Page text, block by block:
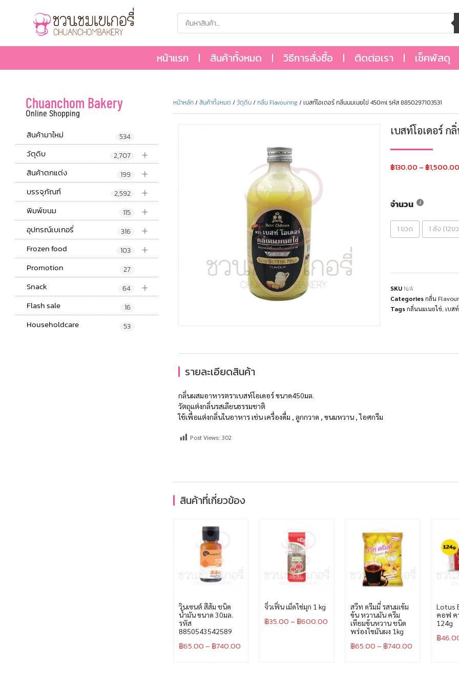
หน้าแรก สินค้าทั้งหมด วิธีการสั่งซื้อ ติดต่อเรา เช็คพัสดุ
Chuanchom Bakery
Online Shopping
สินค้ามาใหม่ 534
+
วัตุดิบ 2,707
+
สินค้าตกแต่ง 199
+
บรรจุภัณฑ์ 2,592
+
พิมพ์ขนม 115
+
อุปกรณ์เบเกอรี่ 316
+
Frozen food 103
Promotion 27
+
Snack 64
Flash sale 16
Householdcare 53
หน้าหลัก/สินค้าทั้งหมด /วัตุดิบ/กลิ่น Flavouring / เบสท์โอเดอร์ กลิ่นนมเนยไข่ 450ml รหัส 8850297103531
เบสท์โอเดอร์ ก
฿130.00 – ฿1,500.00
จำนวน
1 ขวด 1 ลัง (12ข
SKU N/A
Categoriesกลิ่น
Tagsกลิ่นนมเนยไข่ เบส
รายละเอียดสินค้า
กลิ่นผสมอาหารตราเบสท์โอเดอร์ ขนาด450มล.
วัตถุแต่งกลิ่นรสเลียนธรรมชาติ
ใช้เพื่อแต่งกลิ่นในอาหาร เช่น เครื่องดื่ม , ลูกกวาด , ขนมหวาน , ไอศกรีม
Post Views: 302
สินค้าที่เกี่ยวข้อง
วินเซนต์ สีส้ม ชนิด
น้ำมัน ขนาด 30มล.
รหัส
8850543542589
฿65.00– ฿740.00
จิ่วเฟิ่น เม็ดไข่มุก 1 kg
฿35.00– ฿600.00
สวีท ดรีมมี่ รสนมเข้ม
ข้น หวานมัน ครีม
เทียมข้นหวาน ชนิด
พร่องไขมันผง 1kg
฿65.00– ฿740.00
Lotus
คอฟ ค
124g
฿